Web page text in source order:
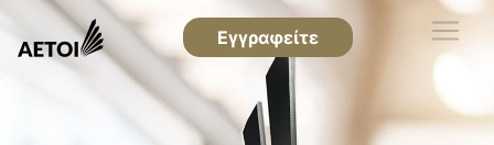
Εγγραφείτε